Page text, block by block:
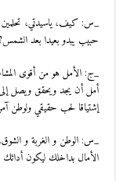
_س: كيف، ياسيدتي،
حبيب يبدو بعيدا بعد الشمس؟
_ج: الأمل هو من أقوى
أمل أن يجد ويحقق ويصل
إشتياقا لحب حقيقي ولوطن
_س: الوطن و الغربة و
الأمال بداخلك ليكون أدائك